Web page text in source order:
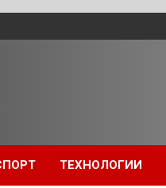
ТЕХНОЛОГИИ